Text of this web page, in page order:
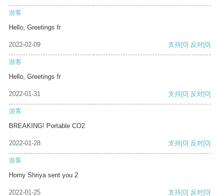
游客
Hello, Greetings fr
2022-02-09 支持[0] 反对[0]
游客
Hello, Greetings fr
2022-01-31 支持[0] 反对[0]
游客
BREAKING! Portable CO2
2022-01-28 支持[0] 反对[0]
游客
Horny Shriya sent you 2
2022-01-25 支持[0] 反对[0]